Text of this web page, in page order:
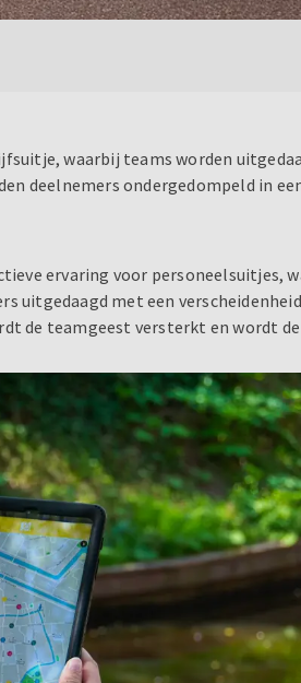
waarbij teams worden
deelnemers ondergedompeld in
ervaring voor
uitgedaagd met een
de teamgeest versterkt en wordt